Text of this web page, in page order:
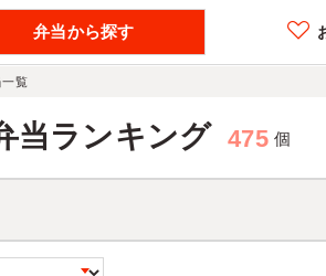
弁当から探す
一覧
当ランキング 475 個